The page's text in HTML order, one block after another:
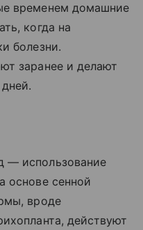
временем домашние
когда на
болезни.
заранее и делают
— использование
основе сенной
вроде
действуют